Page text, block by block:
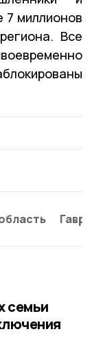
7 миллионов
Все
семьи